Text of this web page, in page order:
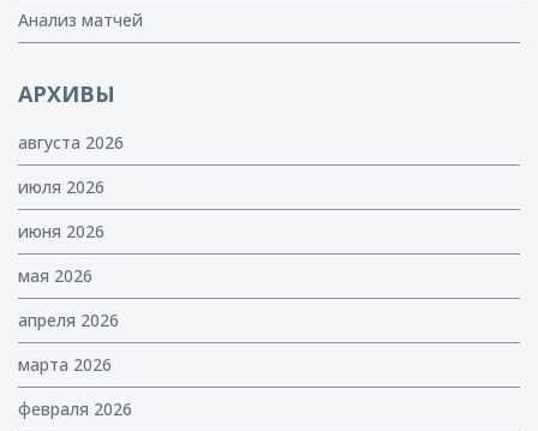
Анализ матчей
АРХИВЫ
августа 2026
июля 2026
июня 2026
мая 2026
апреля 2026
марта 2026
февраля 2026